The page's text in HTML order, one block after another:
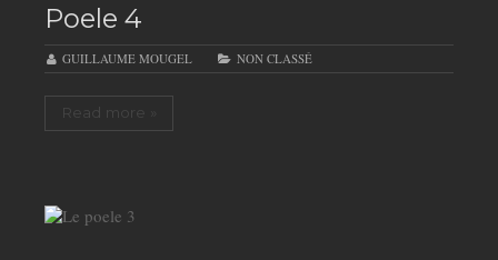
Poele 4
GUILLAUME MOUGEL NON CLASSÉ
Read more »